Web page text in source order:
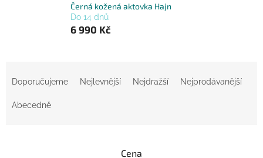
Černá kožená aktovka Hajn
Do 14 dnů
6 990 Kč
Doporučujeme Nejlevnější Nejdražší Nejprodávanější
Abecedně
Cena